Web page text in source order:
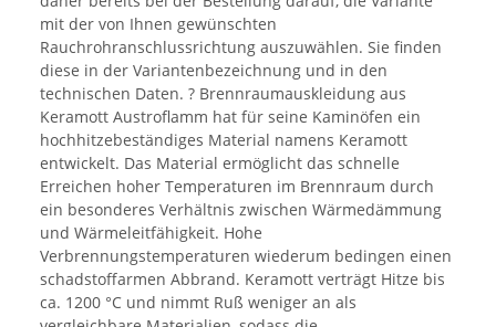
mit der von Ihnen gewünschten
Rauchrohranschlussrichtung auszuwählen. Sie finden
diese in der Variantenbezeichnung und in den
technischen Daten. ? Brennraumauskleidung aus
Keramott Austroflamm hat für seine Kaminöfen ein
hochhitzebeständiges Material namens Keramott
entwickelt. Das Material ermöglicht das schnelle
Erreichen hoher Temperaturen im Brennraum durch
ein besonderes Verhältnis zwischen Wärmedämmung
und Wärmeleitfähigkeit. Hohe
Verbrennungstemperaturen wiederum bedingen einen
schadstoffarmen Abbrand. Keramott verträgt Hitze bis
ca. 1200 °C und nimmt Ruß weniger an als